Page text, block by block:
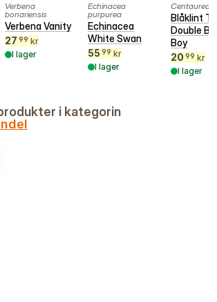
Verbena
bonariensis
Verbena Vanity
27 99 kr
I lager
Echinacea
purpurea
Echinacea
White Swan
55 99 kr
I lager
Centaurea
Blåklint
Double
Boy
20 99 kr
I lager
i kategorin